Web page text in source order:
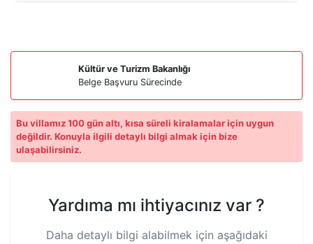
Kültür ve Turizm Bakanlığı
Belge Başvuru Sürecinde
Bu villamız 100 gün altı, kısa süreli kiralamalar için uygun
değildir. Konuyla ilgili detaylı bilgi almak için bize
ulaşabilirsiniz.
Yardıma mı ihtiyacınız var ?
Daha detaylı bilgi alabilmek için aşağıdaki